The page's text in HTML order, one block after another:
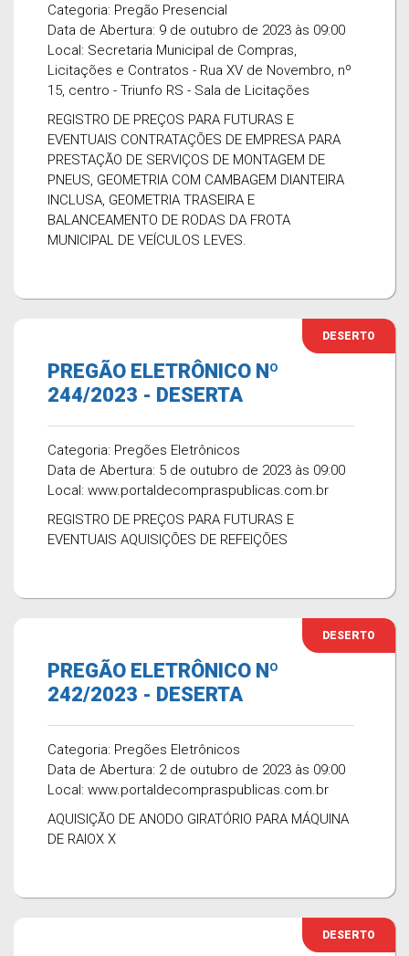
Categoria: Pregão Presencial
Data de Abertura: 9 de outubro de 2023 às 09:00
Local: Secretaria Municipal de Compras,
Licitações e Contratos - Rua XV de Novembro, nº
15, centro - Triunfo RS - Sala de Licitações
REGISTRO DE PREÇOS PARA FUTURAS E
EVENTUAIS CONTRATAÇÕES DE EMPRESA PARA
PRESTAÇÃO DE SERVIÇOS DE MONTAGEM DE
PNEUS, GEOMETRIA COM CAMBAGEM DIANTEIRA
INCLUSA, GEOMETRIA TRASEIRA E
BALANCEAMENTO DE RODAS DA FROTA
MUNICIPAL DE VEÍCULOS LEVES.
DESERTO
PREGÃO ELETRÔNICO Nº
244/2023 - DESERTA
Categoria: Pregões Eletrônicos
Data de Abertura: 5 de outubro de 2023 às 09:00
Local: www.portaldecompraspublicas.com.br
REGISTRO DE PREÇOS PARA FUTURAS E
EVENTUAIS AQUISIÇÕES DE REFEIÇÕES
DESERTO
PREGÃO ELETRÔNICO Nº
242/2023 - DESERTA
Categoria: Pregões Eletrônicos
Data de Abertura: 2 de outubro de 2023 às 09:00
Local: www.portaldecompraspublicas.com.br
AQUISIÇÃO DE ANODO GIRATÓRIO PARA MÁQUINA
DE RAIOX X
DESERTO